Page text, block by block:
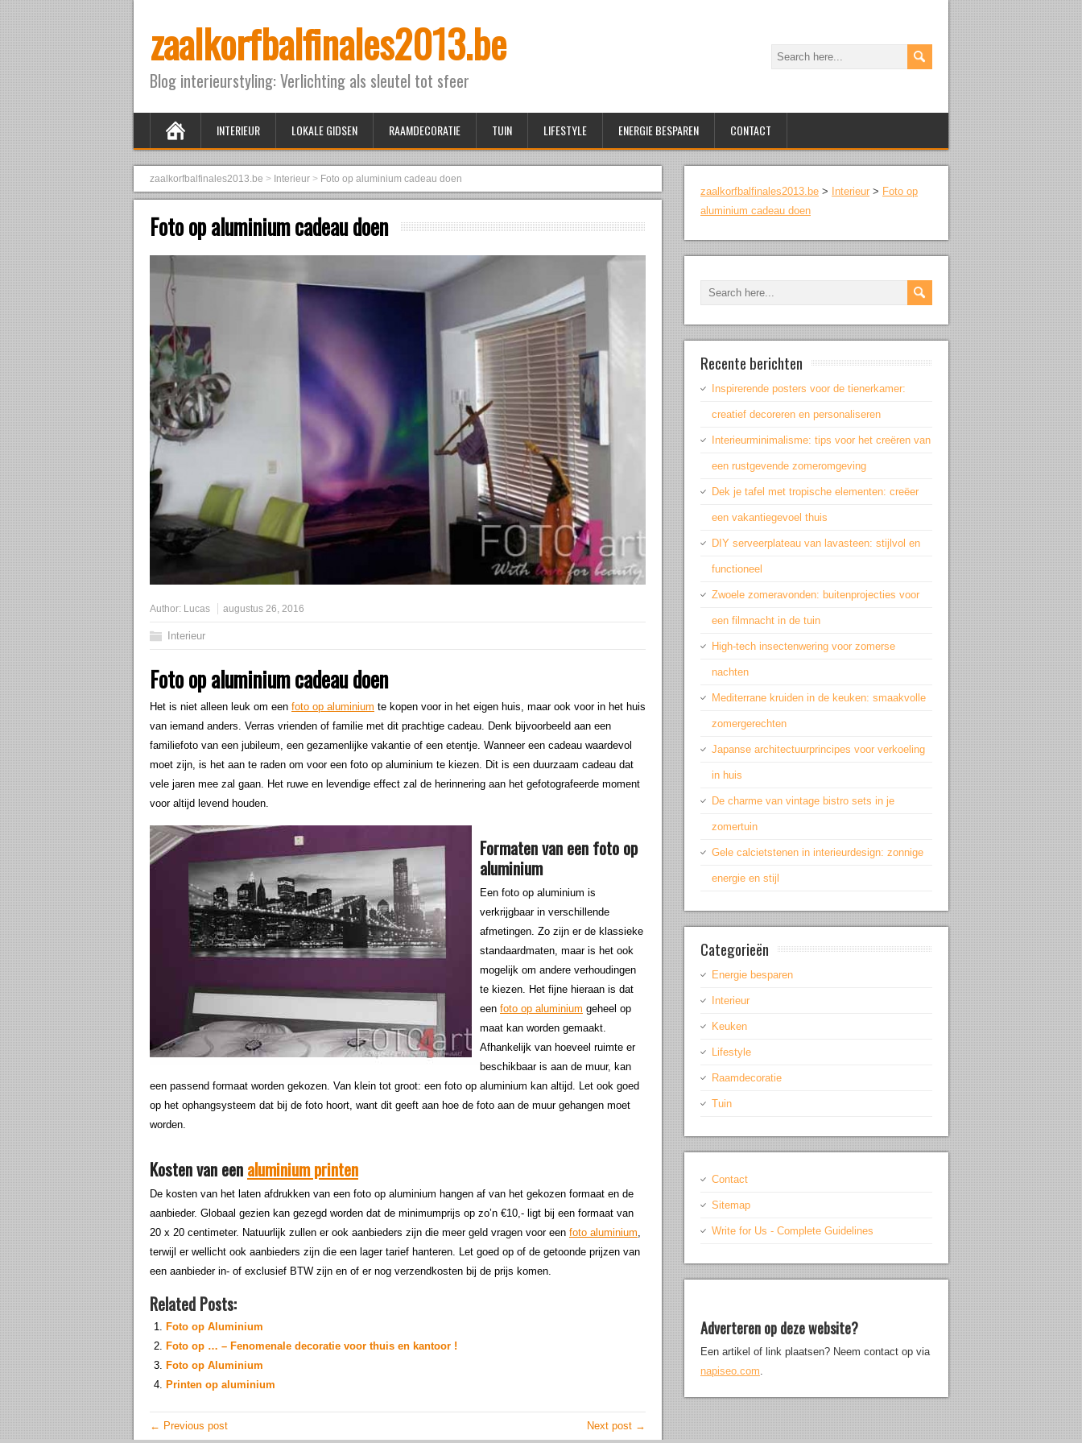
zaalkorfbalfinales2013.be
Blog interieurstyling: Verlichting als sleutel tot sfeer
INTERIEUR LOKALE GIDSEN RAAMDECORATIE TUIN LIFESTYLE ENERGIE BESPAREN CONTACT
zaalkorfbalfinales2013.be > Interieur > Foto op aluminium cadeau doen
Foto op aluminium cadeau doen
Author: Lucas augustus 26, 2016
Interieur
Foto op aluminium cadeau doen
Het is niet alleen leuk om een foto op aluminium te kopen voor in het eigen huis, maar ook voor in het huis
van iemand anders. Verras vrienden of familie met dit prachtige cadeau. Denk bijvoorbeeld aan een
familiefoto van een jubileum, een gezamenlijke vakantie of een etentje. Wanneer een cadeau waardevol
moet zijn, is het aan te raden om voor een foto op aluminium te kiezen. Dit is een duurzaam cadeau dat
vele jaren mee zal gaan. Het ruwe en levendige effect zal de herinnering aan het gefotografeerde moment
voor altijd levend houden.
Formaten van een foto op
aluminium
Een foto op aluminium is
verkrijgbaar in verschillende
afmetingen. Zo zijn er de klassieke
standaardmaten, maar is het ook
mogelijk om andere verhoudingen
te kiezen. Het fijne hieraan is dat
een foto op aluminium geheel op
maat kan worden gemaakt.
Afhankelijk van hoeveel ruimte er
beschikbaar is aan de muur, kan
een passend formaat worden gekozen. Van klein tot groot: een foto op aluminium kan altijd. Let ook goed
op het ophangsysteem dat bij de foto hoort, want dit geeft aan hoe de foto aan de muur gehangen moet
worden.
Kosten van eenaluminium printen
De kosten van het laten afdrukken van een foto op aluminium hangen af van het gekozen formaat en de
aanbieder. Globaal gezien kan gezegd worden dat de minimumprijs op zo’n €10,- ligt bij een formaat van
20 x 20 centimeter. Natuurlijk zullen er ook aanbieders zijn die meer geld vragen voor een foto aluminium,
terwijl er wellicht ook aanbieders zijn die een lager tarief hanteren. Let goed op of de getoonde prijzen van
een aanbieder in- of exclusief BTW zijn en of er nog verzendkosten bij de prijs komen.
Related Posts:
Foto op Aluminium
Foto op … – Fenomenale decoratie voor thuis en kantoor !
Foto op Aluminium
Printen op aluminium
← Previous post Next post →
zaalkorfbalfinales2013.be > Interieur > Foto op
aluminium cadeau doen
Recente berichten
Inspirerende posters voor de tienerkamer:
creatief decoreren en personaliseren
Interieurminimalisme: tips voor het creëren van
een rustgevende zomeromgeving
Dek je tafel met tropische elementen: creëer
een vakantiegevoel thuis
DIY serveerplateau van lavasteen: stijlvol en
functioneel
Zwoele zomeravonden: buitenprojecties voor
een filmnacht in de tuin
High-tech insectenwering voor zomerse
nachten
Mediterrane kruiden in de keuken: smaakvolle
zomergerechten
Japanse architectuurprincipes voor verkoeling
in huis
De charme van vintage bistro sets in je
zomertuin
Gele calcietstenen in interieurdesign: zonnige
energie en stijl
Categorieën
Energie besparen
Interieur
Keuken
Lifestyle
Raamdecoratie
Tuin
Contact
Sitemap
Write for Us - Complete Guidelines
Adverteren op deze website?
Een artikel of link plaatsen? Neem contact op via
napiseo.com.